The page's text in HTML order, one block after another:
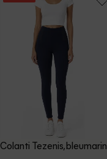
Colanti Tezenis, bleumarin